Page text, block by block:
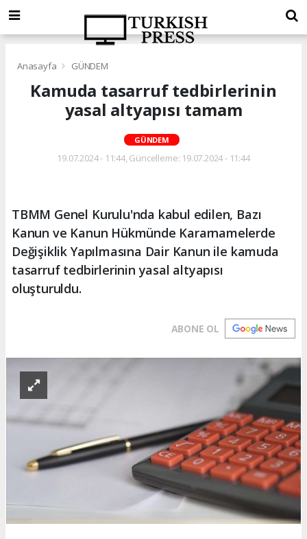
Anasayfa GÜNDEM
Kamuda tasarruf tedbirlerinin
yasal altyapısı tamam
GÜNDEM
19.07.2024 - 11:44, Güncelleme: 19.07.2024 - 11:44
TBMM Genel Kurulu'nda kabul edilen, Bazı
Kanun ve Kanun Hükmünde Kararnamelerde
Değişiklik Yapılmasına Dair Kanun ile kamuda
tasarruf tedbirlerinin yasal altyapısı
oluşturuldu.
ABONE OL